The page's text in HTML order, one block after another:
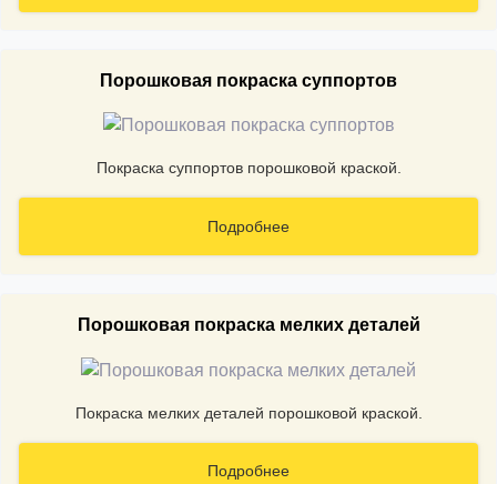
Порошковая покраска суппортов
Покраска суппортов порошковой краской.
Подробнее
Порошковая покраска мелких деталей
Покраска мелких деталей порошковой краской.
Подробнее